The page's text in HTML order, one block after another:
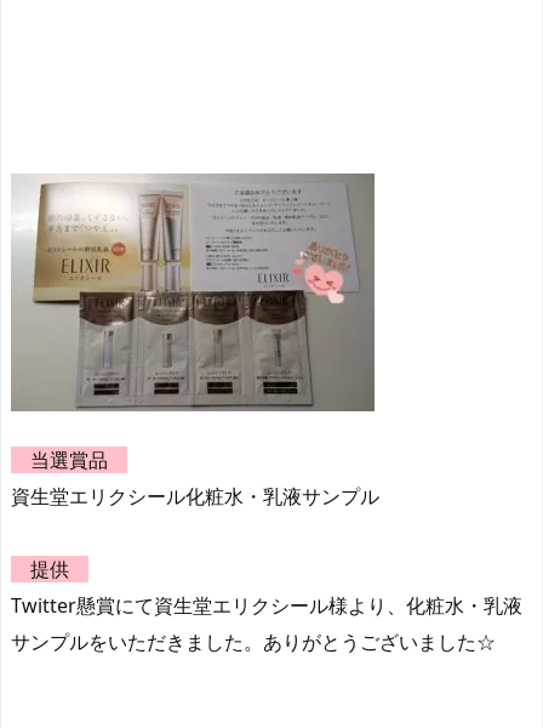
当選賞品
資生堂エリクシール化粧水・乳液サンプル
提供
Twitter懸賞にて資生堂エリクシール様より、化粧水・乳液
サンプルをいただきました。ありがとうございました☆